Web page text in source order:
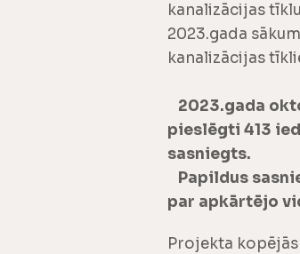
kanalizācijas
2023.gada
kanalizācijas
2023.gada
pieslēgti 413
sasniegts.
Papildus
par apkārtējo
Projekta